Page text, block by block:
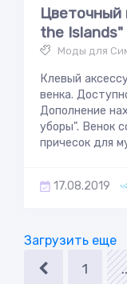
Цветочный
the Islands"
Моды для
Клевый
венка.
Дополнение
уборы". Венок
причесок для
17.08.2019
Загрузить еще
1